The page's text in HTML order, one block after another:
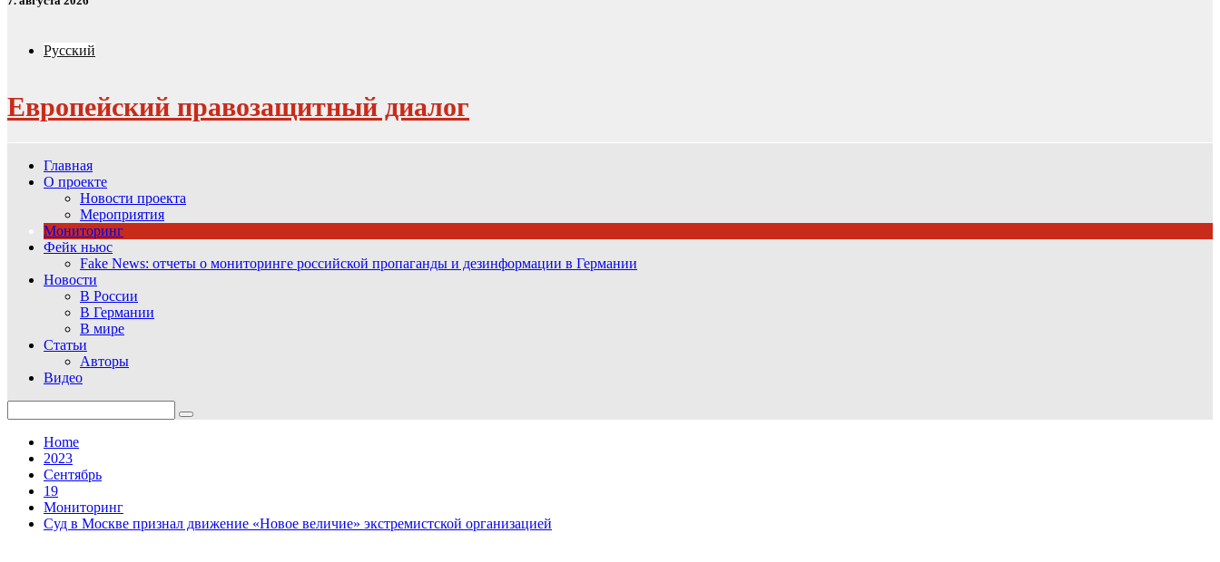
Русский
Европейский правозащитный диалог
Главная
О проекте
Новости проекта
Мероприятия
Мониторинг
Фейк ньюс
Fake News: отчеты о мониторинге российской пропаганды и дезинформации в Германии
Новости
В России
В Германии
В мире
Статьи
Авторы
Видео
for:
Home
2023
Сентябрь
19
Мониторинг
Суд в Москве признал движение «Новое величие» экстремистской организацией